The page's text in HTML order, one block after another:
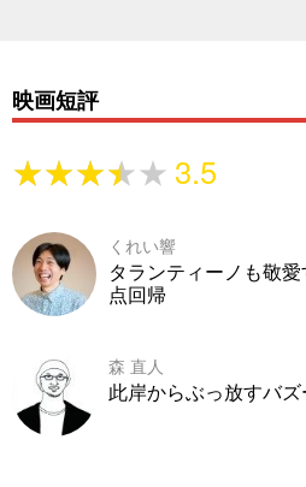
映画短評
★★★★★
★★★★★ 3.5
くれい響
タランティーノも敬
点回帰
森 直人
此岸からぶっ放すバ